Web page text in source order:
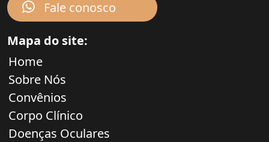
Fale conosco
Mapa do site:
Home
Sobre Nós
Convênios
Corpo Clínico
Doenças Oculares